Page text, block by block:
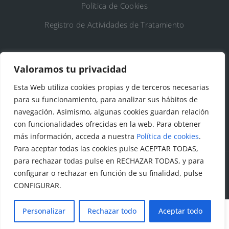
Valoramos tu privacidad
Esta Web utiliza cookies propias y de terceros necesarias
para su funcionamiento, para analizar sus hábitos de
navegación. Asimismo, algunas cookies guardan relación
con funcionalidades ofrecidas en la web. Para obtener
más información, acceda a nuestra Política de cookies.
Para aceptar todas las cookies pulse ACEPTAR TODAS,
para rechazar todas pulse en RECHAZAR TODAS, y para
configurar o rechazar en función de su finalidad, pulse
CONFIGURAR.
Personalizar Rechazar todo Aceptar todo
Política de Cookies
Registro de Actividades de Tratamiento
Ayto. de Talamanca de Jarama
C/Fuente del Arca, 19 28160 Talamanca de
Jarama (Madrid)
© Todos los derechos reservados. Ayuntamiento Talamanca
de Jarama Diseñado y creado por